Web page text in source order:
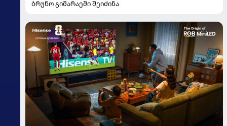
ბრუნო გიმარაეში შეიძინა